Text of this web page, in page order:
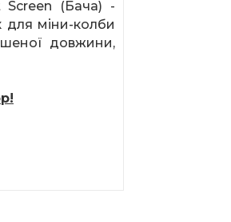
Screen (Бача) -
для міни-колби
довжини,